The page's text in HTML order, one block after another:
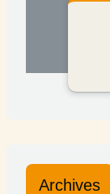
Archives